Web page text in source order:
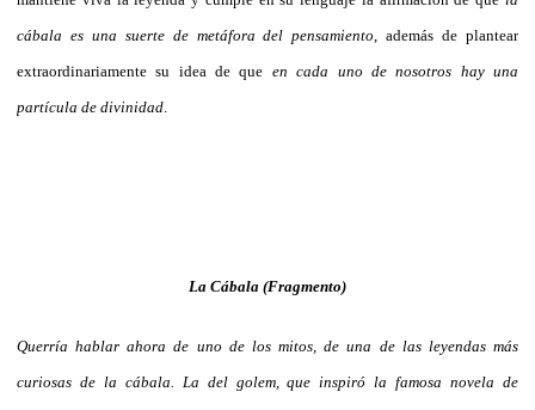
cábala es una suerte de metáfora del pensamiento, además de plantear
extraordinariamente su idea de que en cada uno de nosotros hay una
partícula de divinidad.
La Cábala (Fragmento)
Querría hablar ahora de uno de los mitos, de una de las leyendas más
curiosas de la cábala. La del golem, que inspiró la famosa novela de